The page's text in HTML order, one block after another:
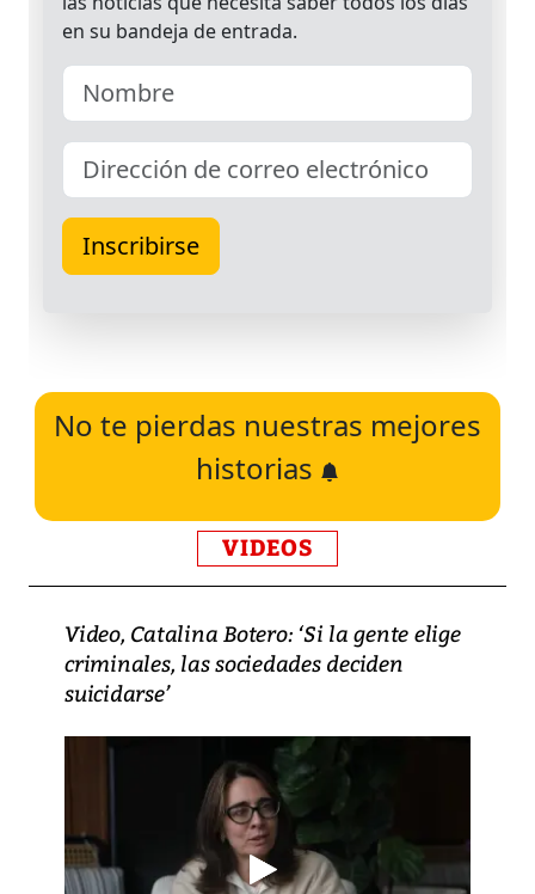
No te pierdas nuestras mejores
historias
VIDEOS
Video, Catalina Botero: ‘Si la gente elige
criminales, las sociedades deciden
suicidarse’